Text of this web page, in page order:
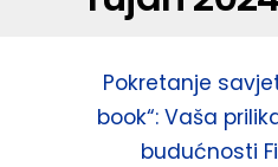
Pokretanje
book“: Vaša
budućnosti